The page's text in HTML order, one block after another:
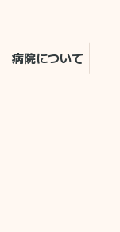
病院について